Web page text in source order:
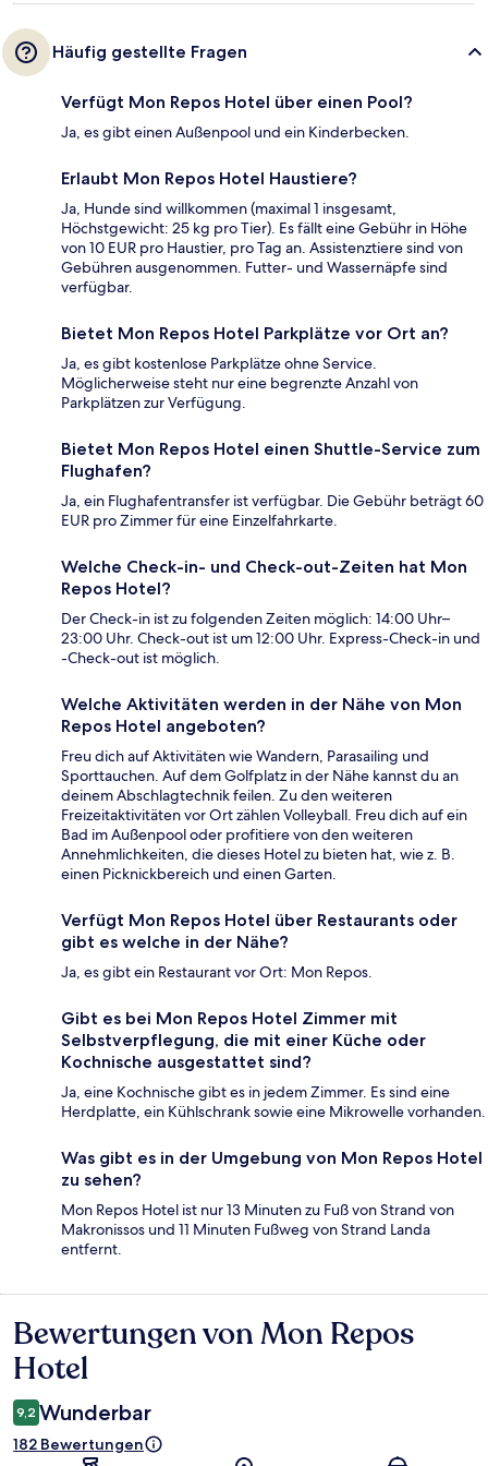
Häufig gestellte Fragen
Verfügt Mon Repos Hotel über einen Pool?
Ja, es gibt einen Außenpool und ein Kinderbecken.
Erlaubt Mon Repos Hotel Haustiere?
Ja, Hunde sind willkommen (maximal 1 insgesamt,
Höchstgewicht: 25 kg pro Tier). Es fällt eine Gebühr in Höhe
von 10 EUR pro Haustier, pro Tag an. Assistenztiere sind von
Gebühren ausgenommen. Futter- und Wassernäpfe sind
verfügbar.
Bietet Mon Repos Hotel Parkplätze vor Ort an?
Ja, es gibt kostenlose Parkplätze ohne Service.
Möglicherweise steht nur eine begrenzte Anzahl von
Parkplätzen zur Verfügung.
Bietet Mon Repos Hotel einen Shuttle-Service zum
Flughafen?
Ja, ein Flughafentransfer ist verfügbar. Die Gebühr beträgt 60
EUR pro Zimmer für eine Einzelfahrkarte.
Welche Check-in- und Check-out-Zeiten hat Mon
Repos Hotel?
Der Check-in ist zu folgenden Zeiten möglich: 14:00 Uhr–
23:00 Uhr. Check-out ist um 12:00 Uhr. Express-Check-in und
-Check-out ist möglich.
Welche Aktivitäten werden in der Nähe von Mon
Repos Hotel angeboten?
Freu dich auf Aktivitäten wie Wandern, Parasailing und
Sporttauchen. Auf dem Golfplatz in der Nähe kannst du an
deinem Abschlagtechnik feilen. Zu den weiteren
Freizeitaktivitäten vor Ort zählen Volleyball. Freu dich auf ein
Bad im Außenpool oder profitiere von den weiteren
Annehmlichkeiten, die dieses Hotel zu bieten hat, wie z. B.
einen Picknickbereich und einen Garten.
Verfügt Mon Repos Hotel über Restaurants oder
gibt es welche in der Nähe?
Ja, es gibt ein Restaurant vor Ort: Mon Repos.
Gibt es bei Mon Repos Hotel Zimmer mit
Selbstverpflegung, die mit einer Küche oder
Kochnische ausgestattet sind?
Ja, eine Kochnische gibt es in jedem Zimmer. Es sind eine
Herdplatte, ein Kühlschrank sowie eine Mikrowelle vorhanden.
Was gibt es in der Umgebung von Mon Repos Hotel
zu sehen?
Mon Repos Hotel ist nur 13 Minuten zu Fuß von Strand von
Makronissos und 11 Minuten Fußweg von Strand Landa
entfernt.
Bewertungen
Bewertungen von Mon Repos
Hotel
9,2 Wunderbar
182 Bewertungen